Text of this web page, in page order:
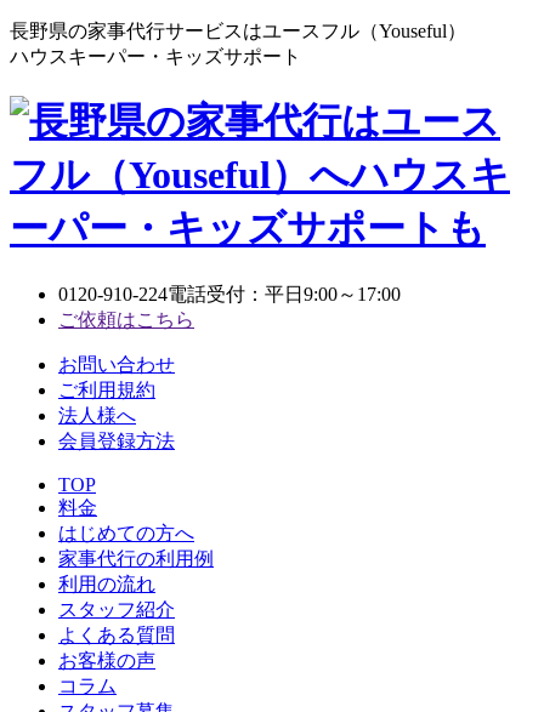
長野県の家事代行サービスはユースフル（Youseful）
ハウスキーパー・キッズサポート
0120-910-224電話受付：平日9:00～17:00
ご依頼はこちら
お問い合わせ
ご利用規約
法人様へ
会員登録方法
TOP
料金
はじめての方へ
家事代行の利用例
利用の流れ
スタッフ紹介
よくある質問
お客様の声
コラム